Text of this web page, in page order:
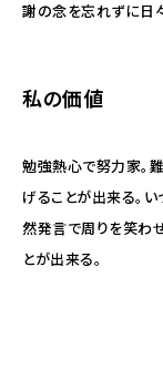
謝の念を忘れずに日
私の価値
勉強熱心で努力家。
げることが出来る。い
然発言で周りを笑わ
とが出来る。